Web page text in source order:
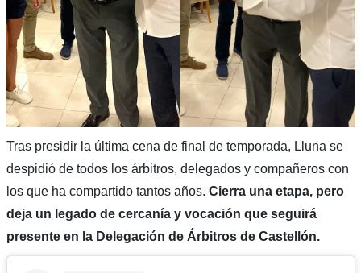
Tras presidir la última cena de final de temporada, Lluna se
despidió de todos los árbitros, delegados y compañeros con
los que ha compartido tantos años. Cierra una etapa, pero
deja un legado de cercanía y vocación que seguirá
presente en la Delegación de Árbitros de Castellón.